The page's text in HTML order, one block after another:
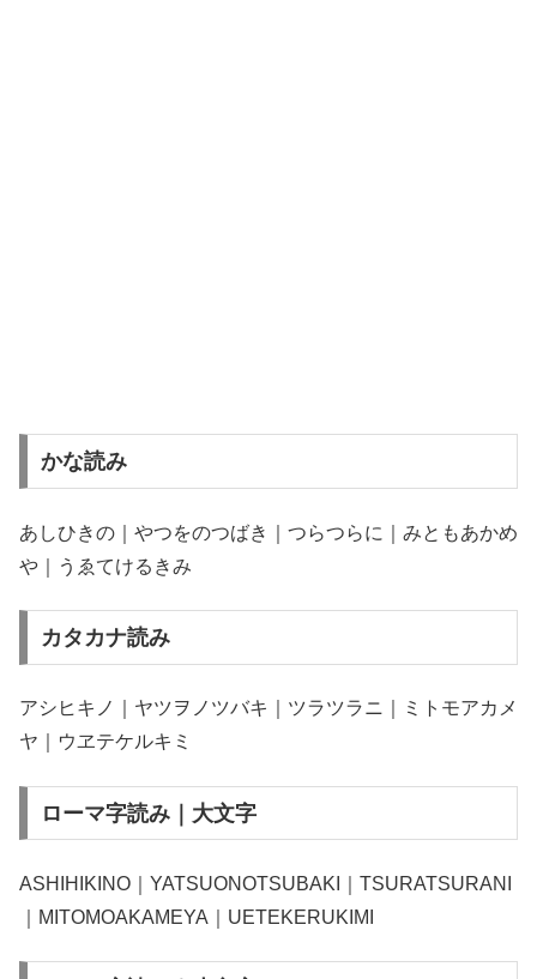
かな読み
あしひきの｜やつをのつばき｜つらつらに｜みともあかめ
や｜うゑてけるきみ
カタカナ読み
アシヒキノ｜ヤツヲノツバキ｜ツラツラニ｜ミトモアカメ
ヤ｜ウヱテケルキミ
ローマ字読み｜大文字
ASHIHIKINO｜YATSUONOTSUBAKI｜TSURATSURANI
｜MITOMOAKAMEYA｜UETEKERUKIMI